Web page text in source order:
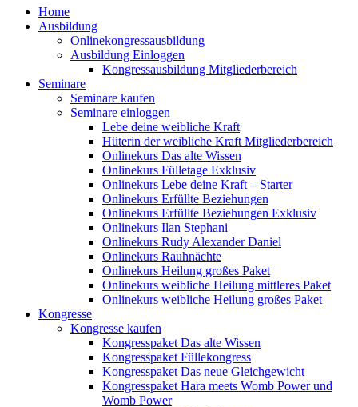
Home
Ausbildung
Onlinekongressausbildung
Ausbildung Einloggen
Kongressausbildung Mitgliederbereich
Seminare
Seminare kaufen
Seminare einloggen
Lebe deine weibliche Kraft
Hüterin der weibliche Kraft Mitgliederbereich
Onlinekurs Das alte Wissen
Onlinekurs Fülletage Exklusiv
Onlinekurs Lebe deine Kraft – Starter
Onlinekurs Erfüllte Beziehungen
Onlinekurs Erfüllte Beziehungen Exklusiv
Onlinekurs Ilan Stephani
Onlinekurs Rudy Alexander Daniel
Onlinekurs Rauhnächte
Onlinekurs Heilung großes Paket
Onlinekurs weibliche Heilung mittleres Paket
Onlinekurs weibliche Heilung großes Paket
Kongresse
Kongresse kaufen
Kongresspaket Das alte Wissen
Kongresspaket Füllekongress
Kongresspaket Das neue Gleichgewicht
Kongresspaket Hara meets Womb Power und
Womb Power